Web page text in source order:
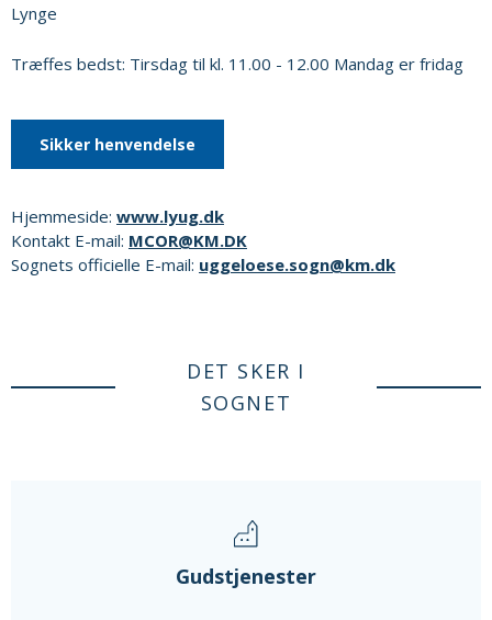
Lynge
Træffes bedst: Tirsdag til kl. 11.00 - 12.00 Mandag er fridag
Sikker henvendelse
Hjemmeside: www.lyug.dk
Kontakt E-mail: MCOR@KM.DK
Sognets officielle E-mail: uggeloese.sogn@km.dk
DET SKER I
SOGNET
Gudstjenester